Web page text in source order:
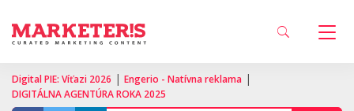
Digital PIE: Víťazi 2026 | Engerio - Natívna reklama |
DIGITÁLNA AGENTÚRA ROKA 2025